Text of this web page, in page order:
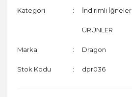
Kategori İndirimli İğneler
ÜRÜNLER
Marka Dragon
Stok Kodu dpr036